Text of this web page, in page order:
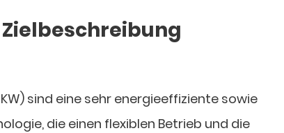
sind eine sehr energieeffiziente sowie
die einen flexiblen Betrieb und die